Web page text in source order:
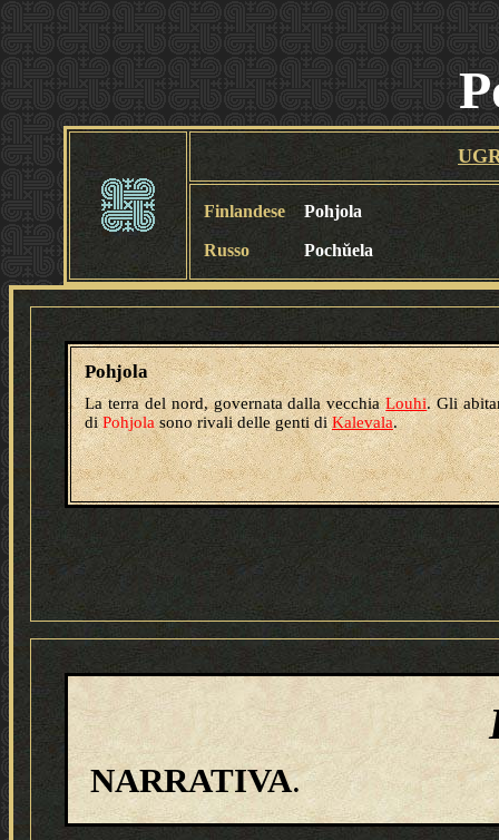
Finlandese Pohjola
Russo Pochŭela
Pohjola
La terra del nord, governata dalla vecchiaLouhi. Gli
diPohjolasono rivali delle genti diKalevala.
NARRATIVA.